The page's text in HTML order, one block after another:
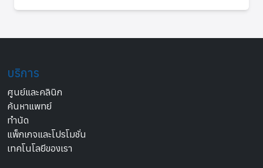
บริการ
ศูนย์และคลินิก
ค้นหาแพทย์
ทำนัด
แพ็กเกจและโปรโมชั่น
เทคโนโลยีของเรา